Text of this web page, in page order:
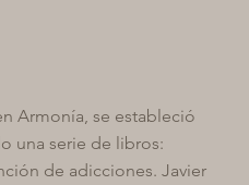
Armonía, se estableció
una serie de libros:
de adicciones. Javier